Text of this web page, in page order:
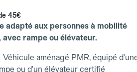
45€
adapté aux personnes à mobilité
avec rampe ou élévateur.
Véhicule aménagé PMR, équipé
ou d'un élévateur certifié